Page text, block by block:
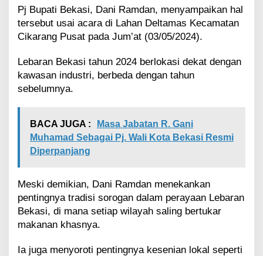
a
y
a
D
e
r
n
K
e
i
n
I
l
Pj Bupati Bekasi, Dani Ramdan, menyampaikan hal
tersebut usai acara di Lahan Deltamas Kecamatan
Cikarang Pusat pada Jum’at (03/05/2024).
Lebaran Bekasi tahun 2024 berlokasi dekat dengan
kawasan industri, berbeda dengan tahun
sebelumnya.
BACA JUGA :
Masa Jabatan R. Gani
Muhamad Sebagai Pj. Wali Kota Bekasi Resmi
Diperpanjang
Meski demikian, Dani Ramdan menekankan
pentingnya tradisi sorogan dalam perayaan Lebaran
Bekasi, di mana setiap wilayah saling bertukar
makanan khasnya.
Ia juga menyoroti pentingnya kesenian lokal seperti